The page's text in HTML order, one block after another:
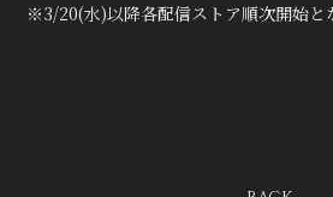
※3/20(水)以降各配信ストア順次開始と